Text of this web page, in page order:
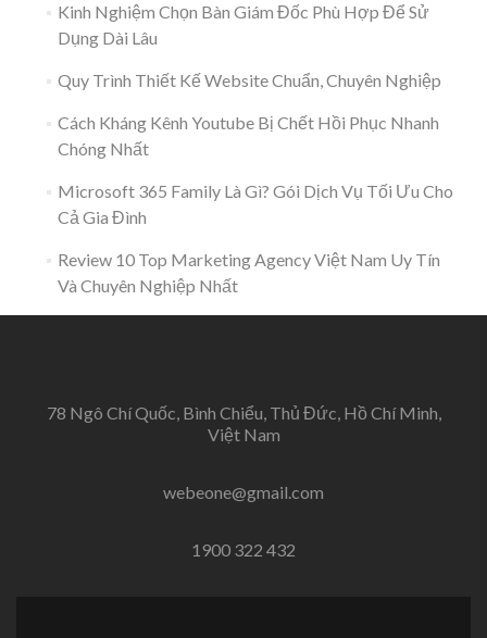
Kinh Nghiệm Chọn Bàn Giám Đốc Phù Hợp Để Sử
Dụng Dài Lâu
Quy Trình Thiết Kế Website Chuẩn, Chuyên Nghiệp
Cách Kháng Kênh Youtube Bị Chết Hồi Phục Nhanh
Chóng Nhất
Microsoft 365 Family Là Gì? Gói Dịch Vụ Tối Ưu Cho
Cả Gia Đình
Review 10 Top Marketing Agency Việt Nam Uy Tín
Và Chuyên Nghiệp Nhất
78 Ngô Chí Quốc, Bình Chiểu, Thủ Đức, Hồ Chí Minh,
Việt Nam
webeone@gmail.com
1900 322 432